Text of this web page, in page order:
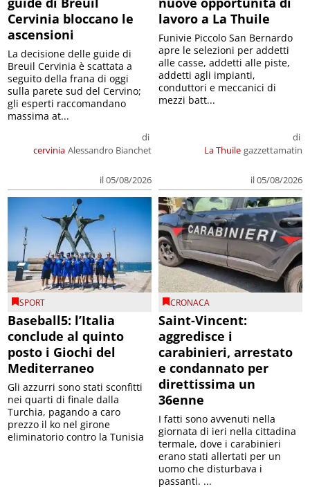
Cervinia bloccano le
ascensioni
cervinia
di
Alessandro Bianchet
il 05/08/2026
La decisione delle guide di
Breuil Cervinia è scattata a
seguito della frana di oggi
sulla parete sud del Cervino;
gli esperti raccomandano
massima at...
lavoro a La Thuile
La Thuile
di
gazzettamatin
il 05/08/2026
Funivie Piccolo San Bernardo
apre le selezioni per addetti
alle casse, addetti alle piste,
addetti agli impianti,
conduttori e meccanici di
mezzi batt...
SPORT
Baseball5: l’Italia
conclude al quinto
posto i Giochi del
Mediterraneo
Gli azzurri sono stati sconfitti
nei quarti di finale dalla
Turchia, pagando a caro
prezzo il ko nel girone
eliminatorio contro la Tunisia
CRONACA
Saint-Vincent:
aggredisce i
carabinieri, arrestato
e condannato per
direttissima un
36enne
I fatti sono avvenuti nella
giornata di ieri nella cittadina
termale, dove i carabinieri
erano stati allertati per un
uomo che disturbava i
passanti. ...